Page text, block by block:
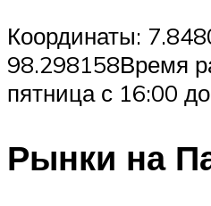
Координаты:
98.298158Время
пятница с 16:00
Рынки на